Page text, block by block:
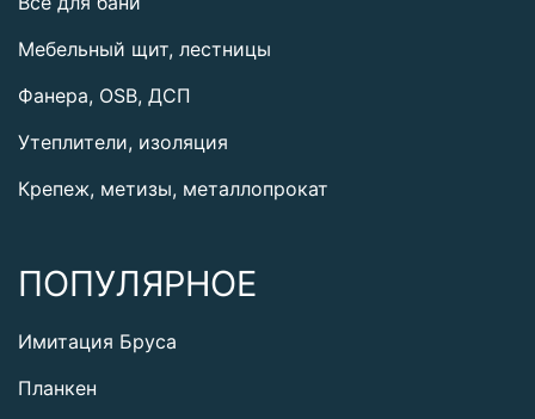
Мебельный щит, лестницы
Фанера, OSB, ДСП
Утеплители, изоляция
Крепеж, метизы, металлопрокат
ПОПУЛЯРНОЕ
Имитация Бруса
Планкен